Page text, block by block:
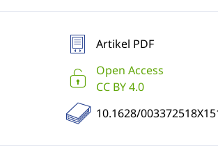
Artikel PDF
Open Access
CC BY 4.0
10.1628/